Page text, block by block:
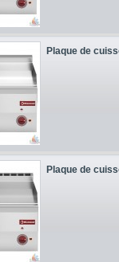
Plaque de
Plaque de